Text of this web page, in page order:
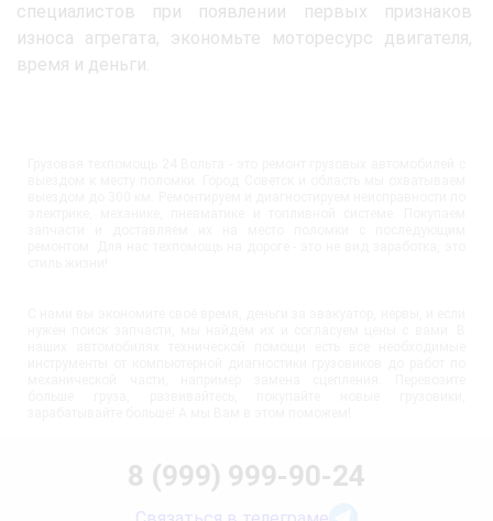
специалистов при появлении первых признаков
износа агрегата, экономьте моторесурс двигателя,
время и деньги.
8 (999) 999-90-24